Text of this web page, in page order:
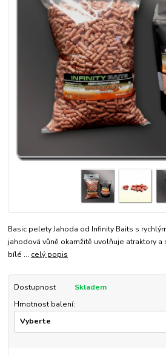
Basic pelety Jahoda od Infinity Baits s
jahodová vůně okamžitě uvolňuje atraktory
bílé ... celý popis
Dostupnost
Skladem
Hmotnost balení: